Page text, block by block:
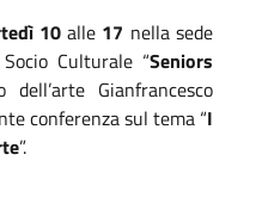
10alle 17 nella sede
Culturale “Seniors
Gianfrancesco
conferenza sul tema “I
”.